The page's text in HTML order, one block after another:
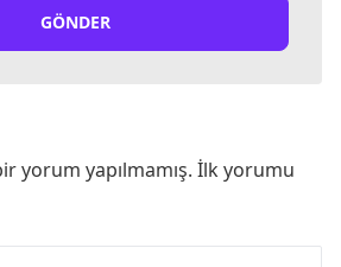
GÖNDER
yorum yapılmamış. İlk yorumu